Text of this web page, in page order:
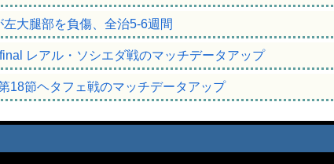
左大腿部を負傷、全治5-6週間
final レアル・ソシエダ戦のマッチデータアップ
18節ヘタフェ戦のマッチデータアップ